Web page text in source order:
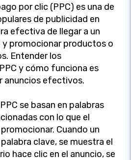
por clic (PPC) es una de
de publicidad en
efectiva de llegar a un
promocionar productos o
Entender los
y cómo funciona es
anuncios efectivos.
se basan en palabras
con lo que el
Cuando un
clave, se muestra el
hace clic en el anuncio, se